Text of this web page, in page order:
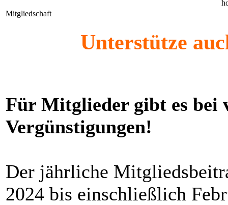
Mitgliedschaft
Unterstütze
Für Mitglieder gibt es bei
Vergünstigungen!
Der jährliche
2024 bis einschließlich